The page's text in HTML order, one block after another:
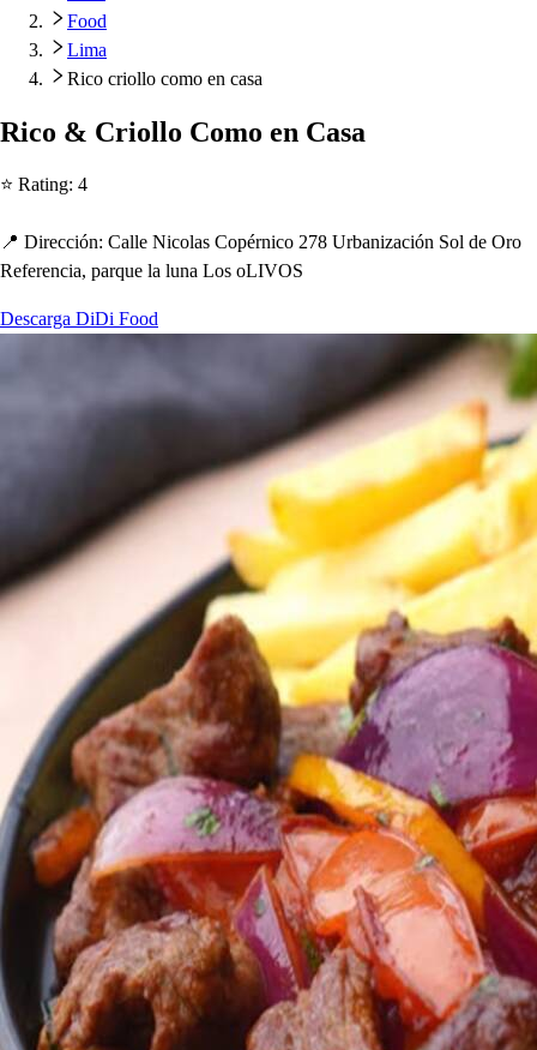
Food
Lima
Rico criollo como en casa
Rico & Criollo Como en Casa
⭐ Rating: 4
📍 Dirección: Calle Nicolas Copérnico 278 Urbanización Sol de Oro
Referencia, parque la luna Los oLIVOS
Descarga DiDi Food